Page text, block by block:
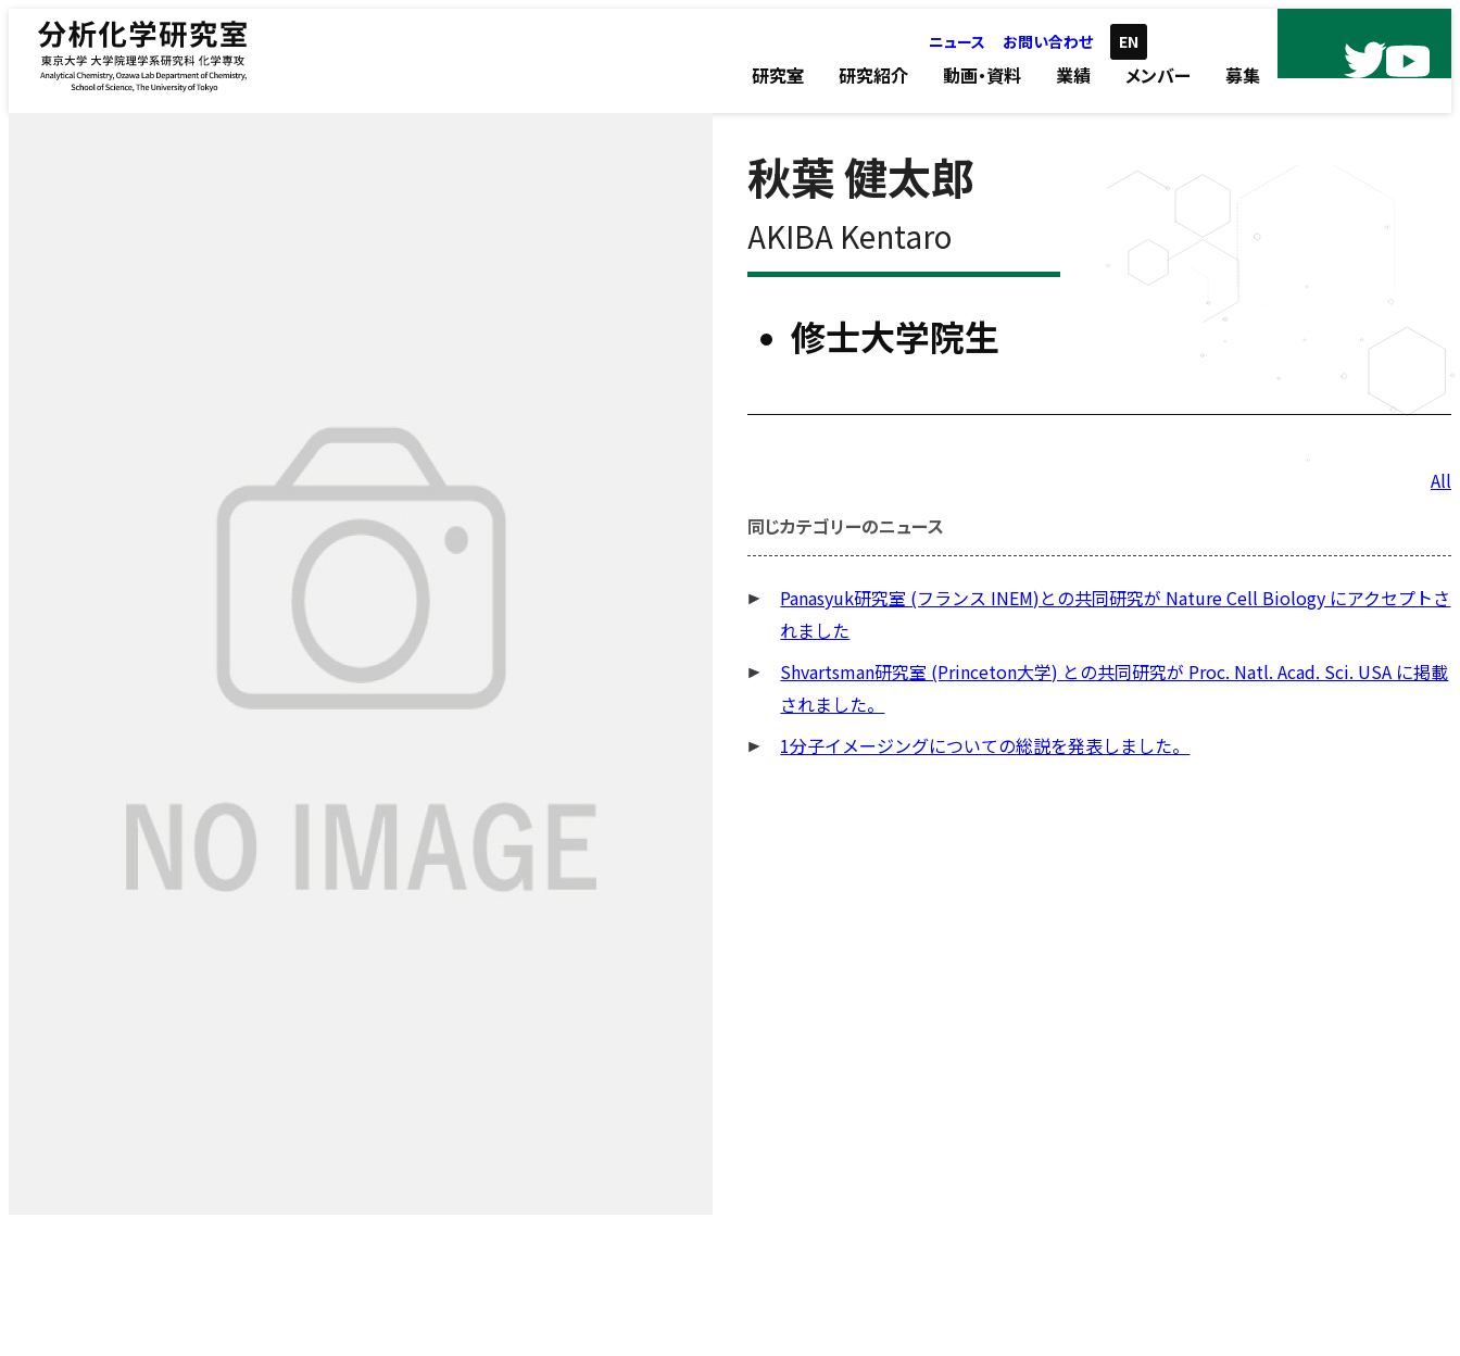
内容をスキップ
ニュース お問い合わせ EN
研究室 研究紹介 動画・資料 業績 メンバー 募集
秋葉 健太郎
AKIBA Kentaro
修士大学院生
ゲ
シ
All
同じカテゴリーのニュース
Panasyuk研究室 (フランス INEM)との共同研究が Nature Cell Biology にアクセプトさ
れました
Shvartsman研究室 (Princeton大学) との共同研究が Proc. Natl. Acad. Sci. USA に掲載
されました。
1分子イメージングについての総説を発表しました。